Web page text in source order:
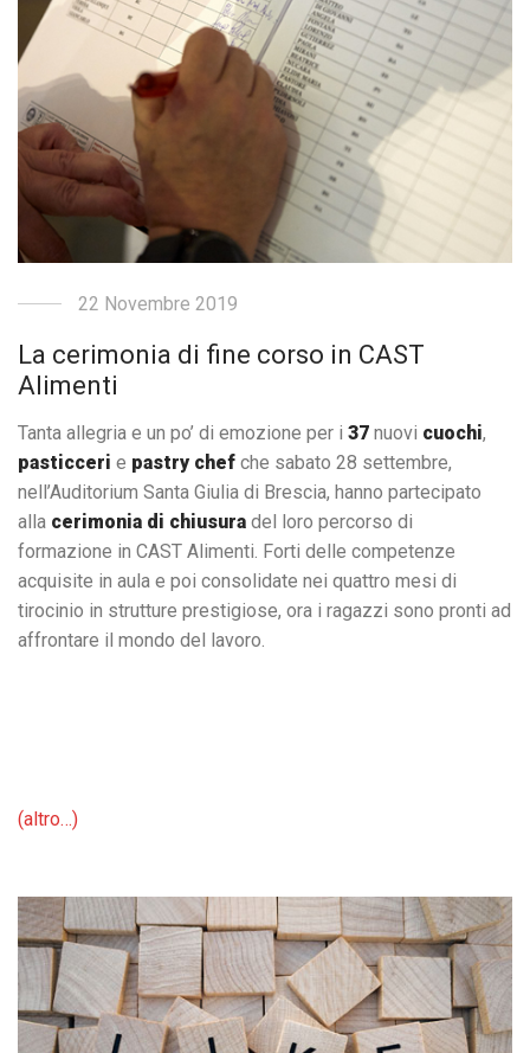
22 Novembre 2019
La cerimonia di fine corso in CAST
Alimenti
Tanta allegria e un po’ di emozione per i37nuovi cuochi,
pasticcerie pastry chefche sabato 28 settembre,
nell’Auditorium Santa Giulia di Brescia, hanno partecipato
alla cerimonia di chiusuradel loro percorso di
formazione in CAST Alimenti. Forti delle competenze
acquisite in aula e poi consolidate nei quattro mesi di
tirocinio in strutture prestigiose, ora i ragazzi sono pronti ad
affrontare il mondo del lavoro.
(altro…)